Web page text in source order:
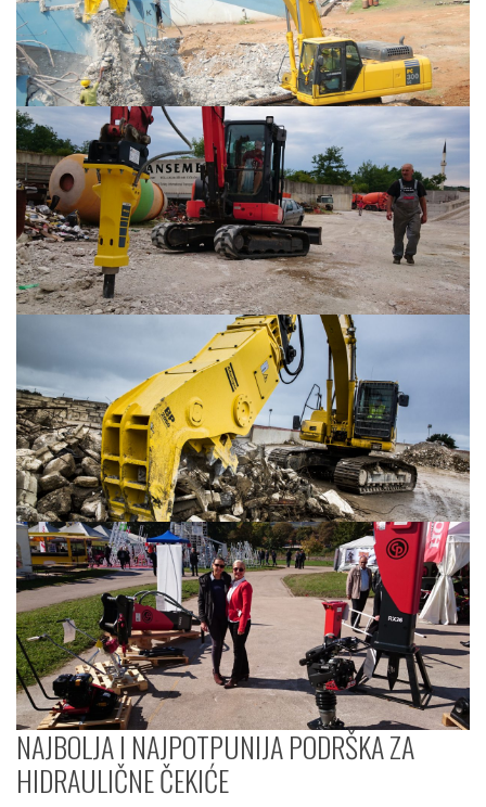
NAJBOLJA I NAJPOTPUNIJA PODRŠKA ZA
HIDRAULIČNE ČEKIĆE